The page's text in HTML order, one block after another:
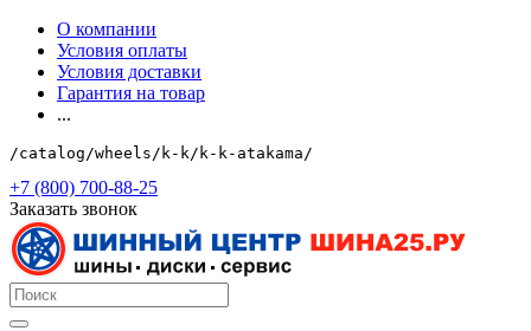
О компании
Условия оплаты
Условия доставки
Гарантия на товар
...
/catalog/wheels/k-k/k-k-atakama/
+7 (800) 700-88-25
Заказать звонок